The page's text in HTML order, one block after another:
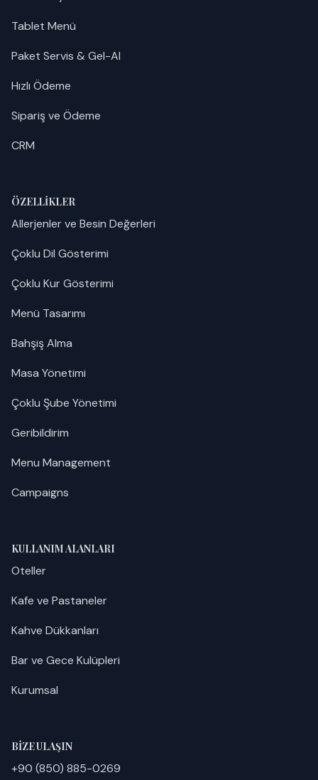
Tablet Menü
Paket Servis & Gel-Al
Hızlı Ödeme
Sipariş ve Ödeme
CRM
ÖZELLIKLER
Allerjenler ve Besin Değerleri
Çoklu Dil Gösterimi
Çoklu Kur Gösterimi
Menü Tasarımı
Bahşiş Alma
Masa Yönetimi
Çoklu Şube Yönetimi
Geribildirim
Menu Management
Campaigns
KULLANIM ALANLARI
Oteller
Kafe ve Pastaneler
Kahve Dükkanları
Bar ve Gece Kulüpleri
Kurumsal
BIZE ULAŞIN
+90 (850) 885-0269